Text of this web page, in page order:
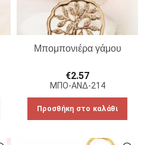
Μπομπονιέρα γάμου
€2.57
ΜΠΟ-ΑΝΔ-214
Προσθήκη στο καλάθι